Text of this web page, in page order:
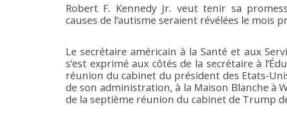
Robert F. Kennedy Jr. veut tenir sa
causes de l’autisme seraient révélées le mois
Le secrétaire américain à la Santé et aux
s’est exprimé aux côtés de la secrétaire à
réunion du cabinet du président des Etats-
de son administration, à la Maison Blanche à
de la septième réunion du cabinet de Trump